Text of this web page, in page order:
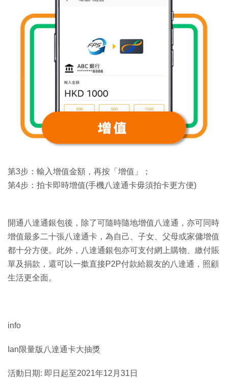
第3步：輸入增值金額，再按「增值」；
第4步：拍卡即時增值(手機八達通卡毋須拍卡更方便)
開通八達通銀包後，除了可隨時隨地增值八達通，亦可同時
增值最多二十張八達通卡，為自己、子女、父母或家傭增值
都十分方便。此外，八達通銀包亦可支付網上購物、繳付賬
單及捐款，還可以一撳直接P2P付款給親友的八達通，照顧
生活更全面。
info
Ian限量版八達通卡大抽獎
活動日期: 即日起至2021年12月31日